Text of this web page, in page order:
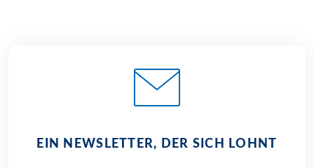
EIN NEWSLETTER, DER SICH LOHNT